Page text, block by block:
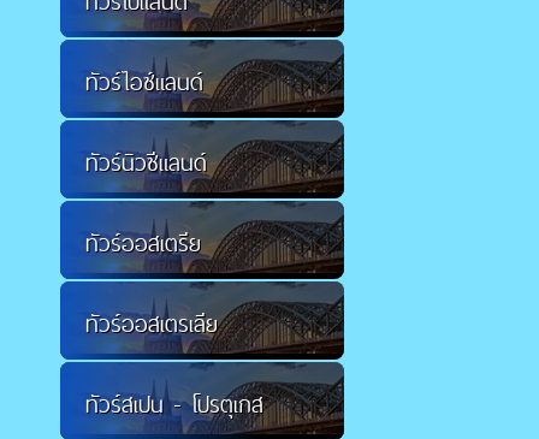
ทัวร์ไอซ์แลนด์
ทัวร์นิวซีแลนด์
ทัวร์ออสเตรีย
ทัวร์ออสเตรเลีย
ทัวร์สเปน - โปรตุเกส